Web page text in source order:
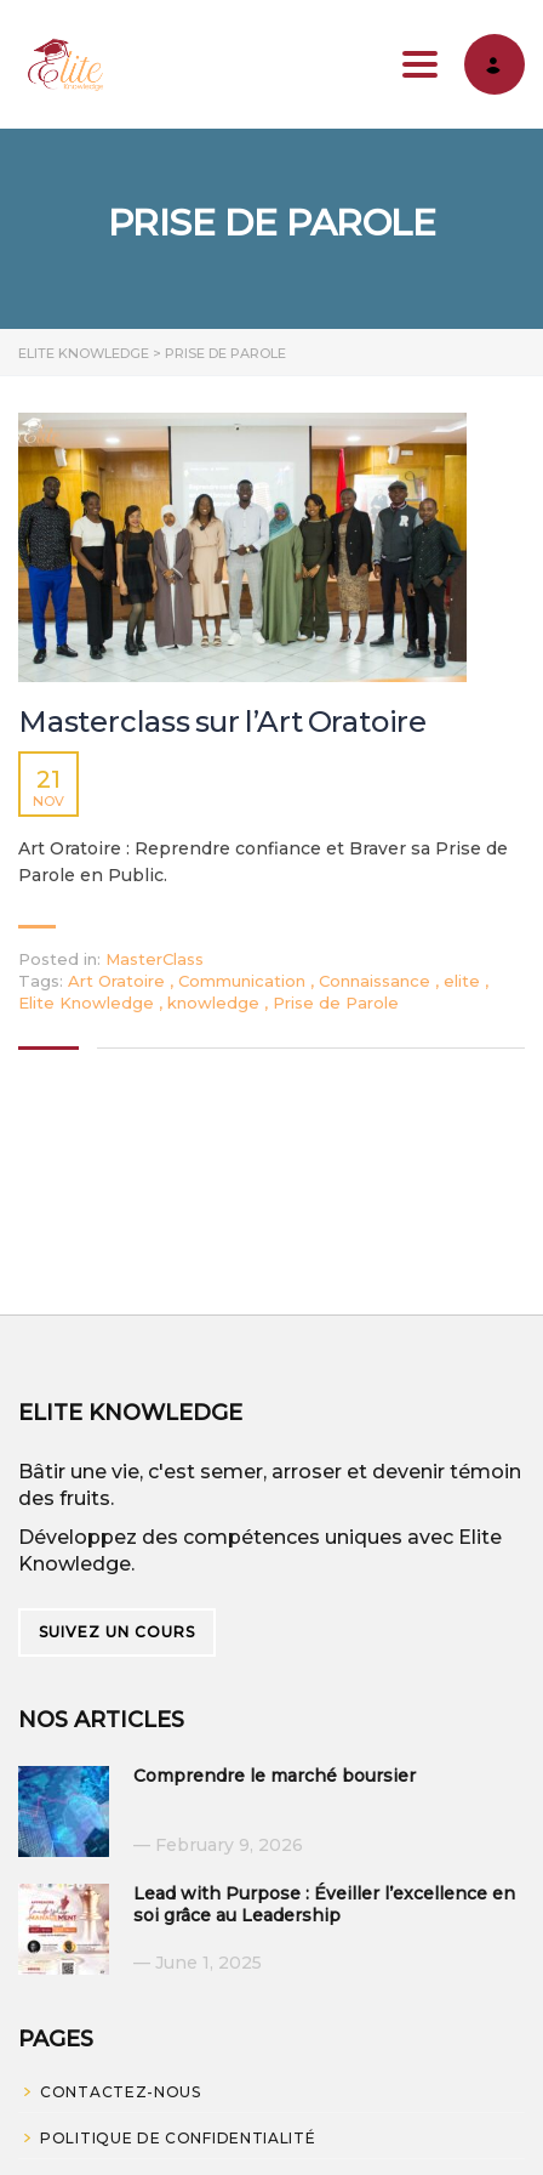
Toggle
PRISE DE PAROLE
ELITE KNOWLEDGE > PRISE DE PAROLE
Masterclass sur l’Art Oratoire
21
NOV
Art Oratoire : Reprendre confiance et Braver sa Prise de
Parole en Public.
Posted in: MasterClass
Tags: Art Oratoire , Communication , Connaissance , elite ,
Elite Knowledge , knowledge , Prise de Parole
ELITE KNOWLEDGE
Bâtir une vie, c'est semer, arroser et devenir témoin
des fruits.
Développez des compétences uniques avec Elite
Knowledge.
SUIVEZ UN COURS
NOS ARTICLES
Comprendre le marché boursier
February 9, 2026
Lead with Purpose : Éveiller l’excellence en
soi grâce au Leadership
June 1, 2025
PAGES
CONTACTEZ-NOUS
POLITIQUE DE CONFIDENTIALITÉ